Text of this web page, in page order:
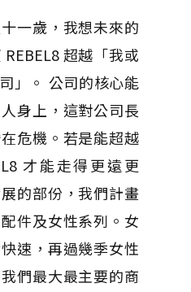
一歲，我想未來的
超越「我或
」。 公司的核心能
身上，這對公司長
危機。若是能超越
才能走得更遠更
的部份，我們計畫
件及女性系列。女
速，再過幾季女性
們最大最主要的商